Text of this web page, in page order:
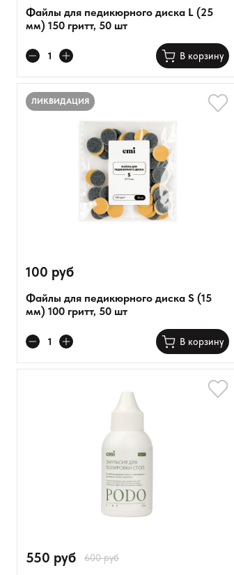
Файлы для педикюрного диска L (25
мм) 150 гритт, 50 шт
В корзину
ЛИКВИДАЦИЯ
100 руб
Файлы для педикюрного диска S (15
мм) 100 гритт, 50 шт
В корзину
550 руб 600 руб